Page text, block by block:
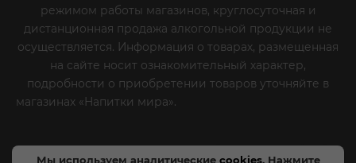
Мы используем аналитические cookies. Нажмите
режимом работы магазинов, круглосуточная и
дистанционная продажа алкогольной продукции не
осуществляется. Информация о товарах, размещенная
на сайте носит ознакомительный характер,
подробности о приобретении товаров уточняйте в
магазинах «Напитки мира».